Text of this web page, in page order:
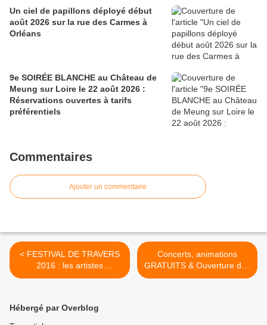
Un ciel de papillons déployé début
août 2026 sur la rue des Carmes à
Orléans
9e SOIRÉE BLANCHE au Château de
Meung sur Loire le 22 août 2026 :
Réservations ouvertes à tarifs
préférentiels
Commentaires
Ajouter un commentaire
< FESTIVAL DE TRAVERS
2016 : les artistes
programmés PLACE ST
Concerts, animations
GRATUITS & Ouverture des
abonnements le 25 août à
Hébergé par Overblog